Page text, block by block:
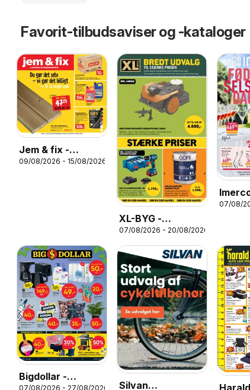
Favorit-tilbudsaviser og -kataloger
Jem & fix -
Tilbudsavis uge
09/08/2026 - 15/08/2026
XL-BYG -
Tilbudsavis
07/08/2026 - 20/08/2026
07/08/
Bigdollar -
07/08/2026 - 27/08/2026
Silvan